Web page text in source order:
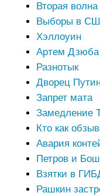
Вторая
Выборы в
Хэллоуин
Артем Дзюба
Разнотык
Дворец
Запрет мата
Замедление
Кто как
Авария
Петров и
Взятки в
Рашкин